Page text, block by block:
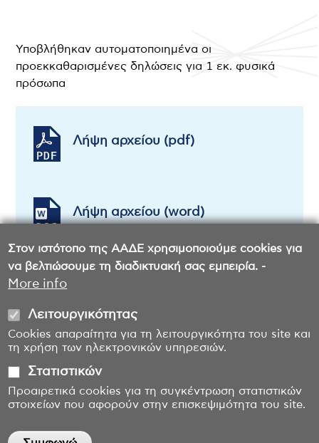
Στον ιστότοπο της ΑΑΔΕ χρησιμοποιούμε cookies για
να βελτιώσουμε τη διαδικτυακή σας εμπειρία. -
More info
Λειτουργικότητας
Cookies απαραίτητα για τη λειτουργικότητα του site και
τη χρήση των ηλεκτρονικών υπηρεσιών.
Στατιστικών
Προαιρετικά cookies για τη συγκέντρωση στατιστικών
στοιχείων που αφορούν στην επισκεψιμότητα του site.
Υποβλήθηκαν αυτοματοποιημένα οι
προεκκαθαρισμένες δηλώσεις για 1 εκ. φυσικά
πρόσωπα
Λήψη αρχείου (pdf)
Λήψη αρχείου (word)